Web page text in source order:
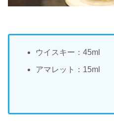
ウイスキー：45ml
アマレット：15ml